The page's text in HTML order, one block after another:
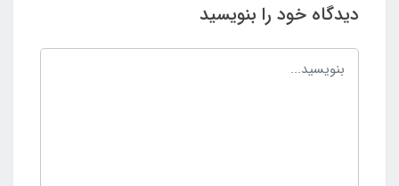
دیدگاه خود را بنویسید